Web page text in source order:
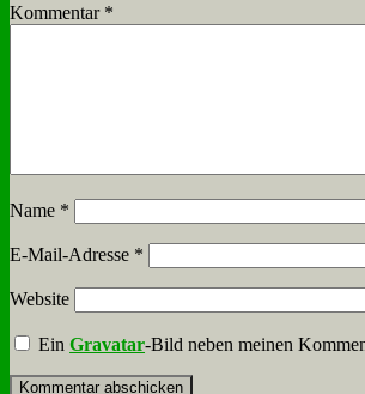
Kommentar *
Name *
E-Mail-Adresse *
Website
EinGravatar-Bild neben meinen